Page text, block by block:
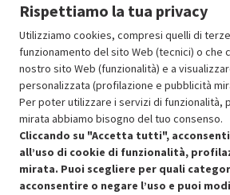
Aggiungi al
SCONTO
Approfitta dello sconto del 30% sul
Rispettiamo la tua privacy
Utilizziamo cookies, compresi quelli di
funzionamento del sito Web (tecnici) o che
nostro sito Web (funzionalità) e a
personalizzata (profilazione e pubblicità
Per poter utilizzare i servizi di funzionalità,
mirata abbiamo bisogno del tuo consenso.
Cliccando su "Accetta tutti",
all’uso di cookie di funzionalità,
mirata. Puoi scegliere per quali
acconsentire o negare l’uso e puoi